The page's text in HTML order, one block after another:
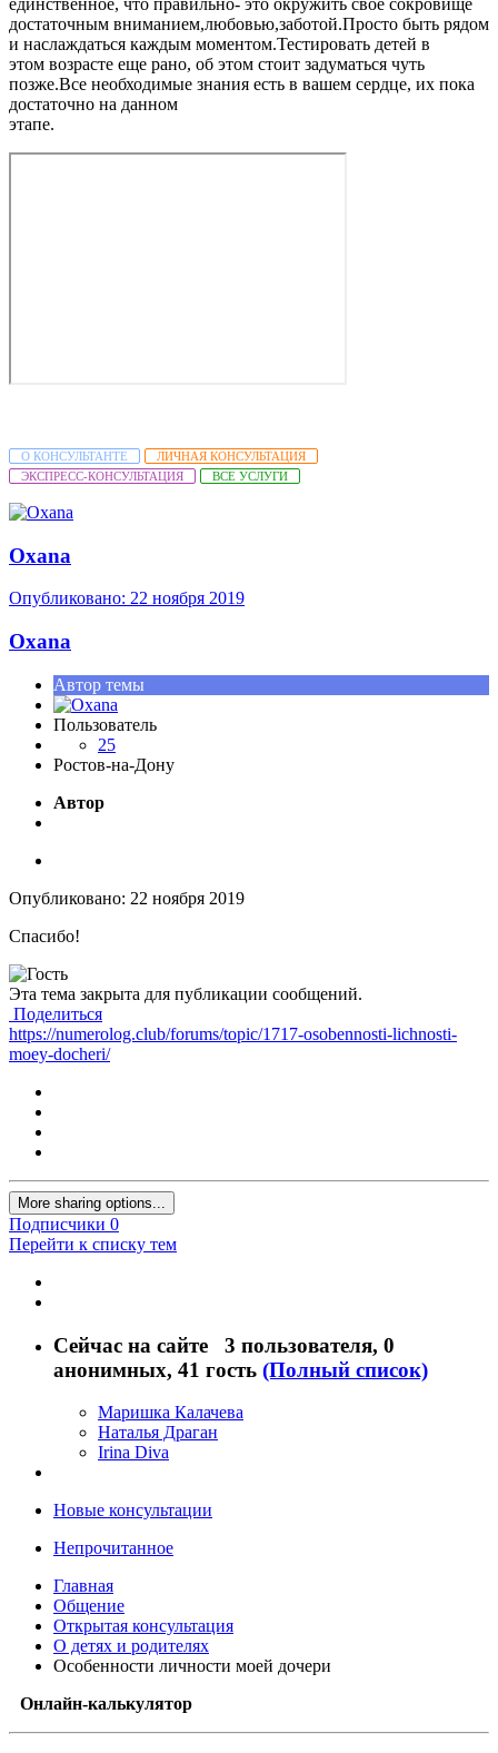
единственное, что правильно- это окружить свое сокровище
достаточным вниманием,любовью,заботой.Просто быть рядом
и наслаждаться каждым моментом.Тестировать детей в
этом возрасте еще рано, об этом стоит задуматься чуть
позже.Все необходимые знания есть в вашем сердце, их пока
достаточно на данном
этапе.
О КОНСУЛЬТАНТЕ
ЛИЧНАЯ КОНСУЛЬТАЦИЯ
ЭКСПРЕСС-КОНСУЛЬТАЦИЯ
ВСЕ УСЛУГИ
Oxana
Опубликовано: 22 ноября 2019
Oxana
Автор темы
Пользователь
25
Ростов-на-Дону
Автор
Опубликовано: 22 ноября 2019
Спасибо!
Эта тема закрыта для публикации сообщений.
Поделиться
https://numerolog.club/forums/topic/1717-osobennosti-lichnosti-
moey-docheri/
More sharing options...
Подписчики 0
Перейти к списку тем
Сейчас на сайте 3 пользователя, 0
анонимных, 41 гость (Полный список)
Маришка Калачева
Наталья Драган
Irina Diva
Новые консультации
Непрочитанное
Главная
Общение
Открытая консультация
О детях и родителях
Особенности личности моей дочери
Онлайн-калькулятор